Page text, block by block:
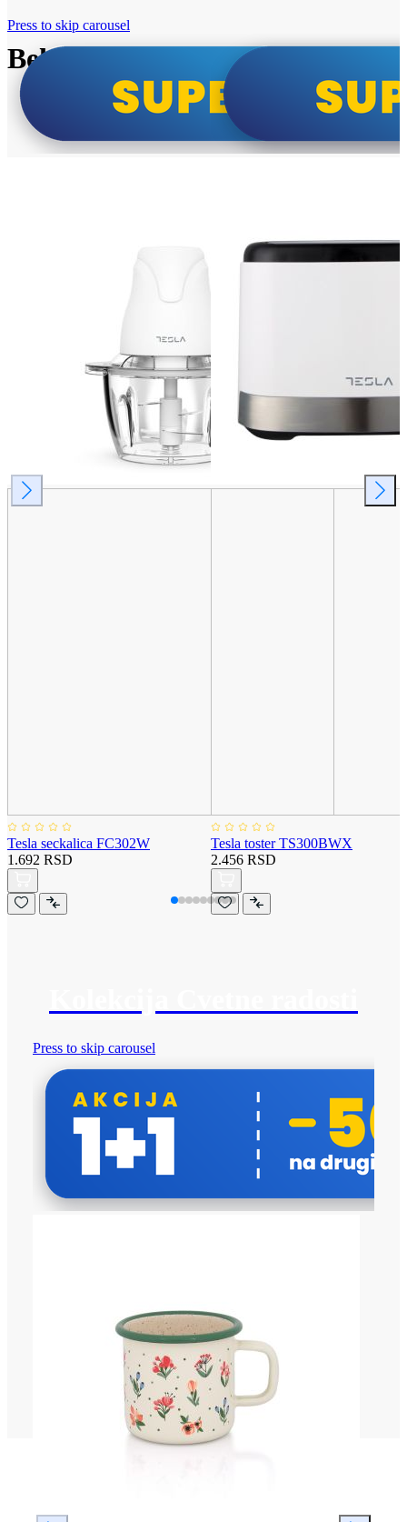
Beko i Tesla super cene
Press to skip carousel
Tesla seckalica FC302W
1.692 RSD
Tesla toster TS300BWX
2.456 RSD
Press to skip carousel